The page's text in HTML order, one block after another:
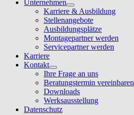
Unternehmen
Karriere & Ausbildung
Stellenangebote
Ausbildungsplätze
Montagepartner werden
Servicepartner werden
Karriere
Kontakt
Ihre Frage an uns
Beratungstermin vereinbaren
Downloads
Werksausstellung
Datenschutz